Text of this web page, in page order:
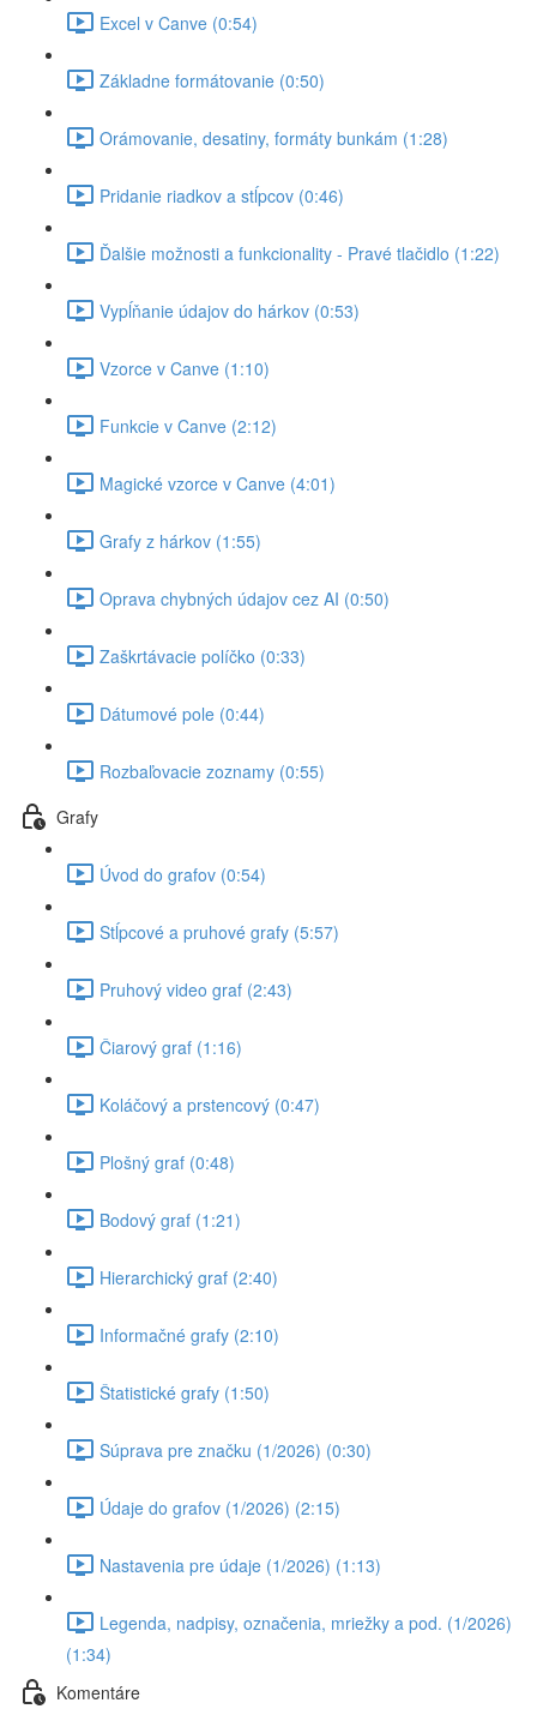
Excel v Canve (0:54)
Základne formátovanie (0:50)
Orámovanie, desatiny, formáty bunkám (1:28)
Pridanie riadkov a stĺpcov (0:46)
Ďalšie možnosti a funkcionality - Pravé tlačidlo (1:22)
Vypĺňanie údajov do hárkov (0:53)
Vzorce v Canve (1:10)
Funkcie v Canve (2:12)
Magické vzorce v Canve (4:01)
Grafy z hárkov (1:55)
Oprava chybných údajov cez AI (0:50)
Zaškrtávacie políčko (0:33)
Dátumové pole (0:44)
Rozbaľovacie zoznamy (0:55)
Grafy
Úvod do grafov (0:54)
Stĺpcové a pruhové grafy (5:57)
Pruhový video graf (2:43)
Čiarový graf (1:16)
Koláčový a prstencový (0:47)
Plošný graf (0:48)
Bodový graf (1:21)
Hierarchický graf (2:40)
Informačné grafy (2:10)
Štatistické grafy (1:50)
Súprava pre značku (1/2026) (0:30)
Údaje do grafov (1/2026) (2:15)
Nastavenia pre údaje (1/2026) (1:13)
Legenda, nadpisy, označenia, mriežky a pod. (1/2026)
(1:34)
Komentáre